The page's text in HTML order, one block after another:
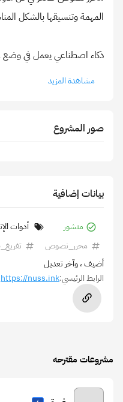
ذكاء اصطناعي يعمل في وضع
مشاهدة المزيد
صور المشروع
بيانات إضافية
منشور
أدوات
محرر_نصوص
أضيف، وآخر تعديل
الرابط الرئيسي:https://nuss.ink
مشروعات مقترحه